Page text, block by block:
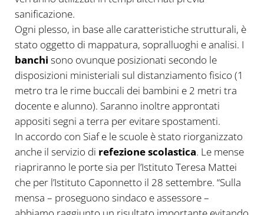
sanificazione.
Ogni plesso, in base alle caratteristiche strutturali, è
stato oggetto di mappatura, sopralluoghi e analisi. I
banchi sono ovunque posizionati secondo le
disposizioni ministeriali sul distanziamento fisico (1
metro tra le rime buccali dei bambini e 2 metri tra
docente e alunno). Saranno inoltre approntati
appositi segni a terra per evitare spostamenti.
In accordo con Siaf e le scuole è stato riorganizzato
anche il servizio di refezione scolastica. Le mense
riapriranno le porte sia per l’Istituto Teresa Mattei
che per l’Istituto Caponnetto il 28 settembre. “Sulla
mensa – proseguono sindaco e assessore –